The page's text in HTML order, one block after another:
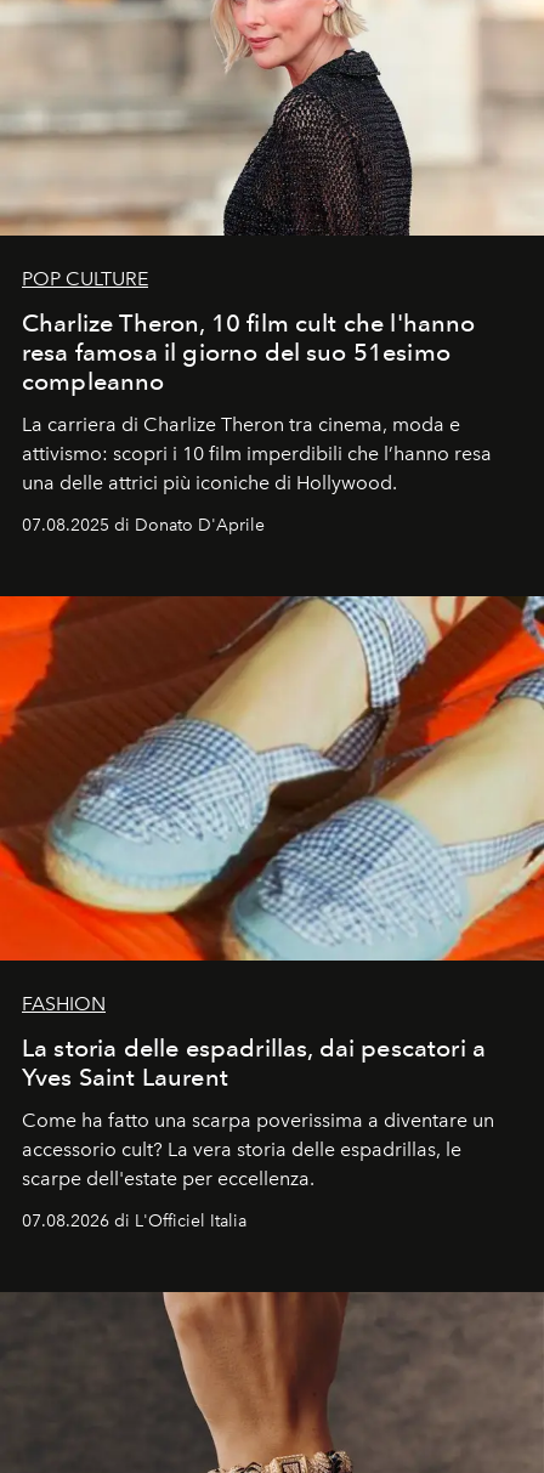
POP CULTURE
Charlize Theron, 10 film cult che l'hanno
resa famosa il giorno del suo 51esimo
compleanno
La carriera di Charlize Theron tra cinema, moda e
attivismo: scopri i 10 film imperdibili che l’hanno resa
una delle attrici più iconiche di Hollywood.
07.08.2025 di Donato D'Aprile
FASHION
La storia delle espadrillas, dai pescatori a
Yves Saint Laurent
Come ha fatto una scarpa poverissima a diventare un
accessorio cult? La vera storia delle espadrillas, le
scarpe dell'estate per eccellenza.
07.08.2026 di L'Officiel Italia